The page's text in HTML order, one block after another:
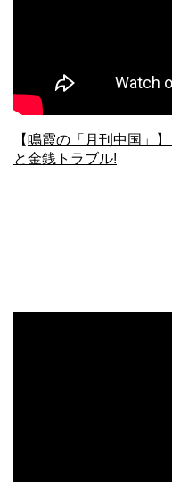
【鳴霞の「月刊中国」
と金銭トラブル!